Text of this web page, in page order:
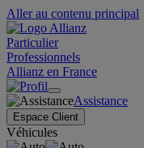
Aller au contenu principal
Particulier
Professionnels
Allianz en France
Assistance
Espace Client
Véhicules